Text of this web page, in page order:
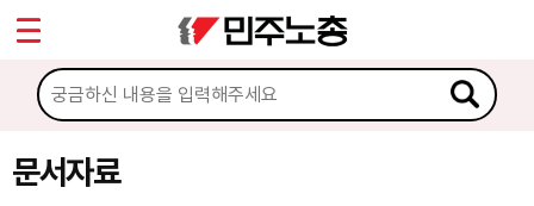
문서자료
마이페이지
소개
소식
Sketchbook5, 스케치북5